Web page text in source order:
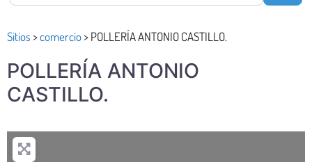
Sitios >comercio>POLLERÍA ANTONIO CASTILLO.
POLLERÍA ANTONIO
CASTILLO.